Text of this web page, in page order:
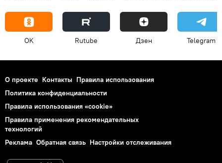
OK Rutube Дзен Telegram
О проекте Контакты Правила использования
Политика конфиденциальности
Правила использования «cookie»
Правила применения рекомендательных
технологий
Реклама Обратная связь Настройки отслеживания